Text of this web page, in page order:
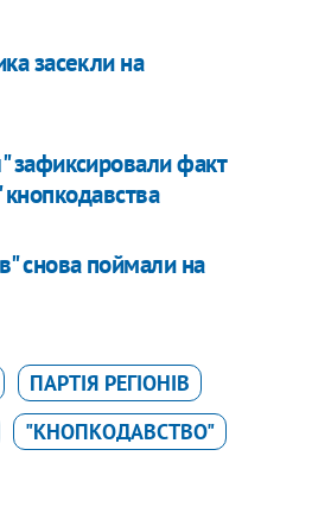
засекли на
зафиксировали факт
снова поймали на
ПАРТІЯ РЕГІОНІВ
"КНОПКОДАВСТВО"